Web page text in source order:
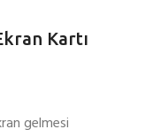
Kartı
gelmesi